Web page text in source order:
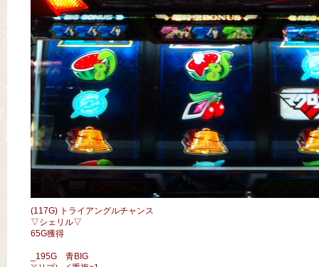
(117G) トライアングルチャンス
▽シェリル▽
65G獲得
_195G 青BIG